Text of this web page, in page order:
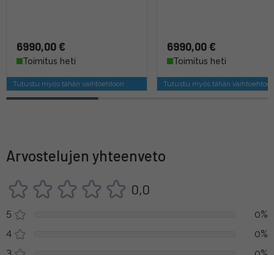
6990,00 €
Toimitus heti
Tutustu myös tähän vaihtoehtoon
6990,00 €
Toimitus heti
Tutustu myös tähän
Arvostelujen yhteenveto
0,0
5
0%
4
0%